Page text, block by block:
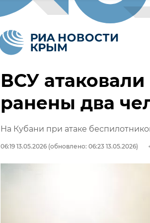
ВСУ атаковали
ранены два
На Кубани при атаке
06:19 13.05.2026 (обновлено: 06:23 13.05.2026)